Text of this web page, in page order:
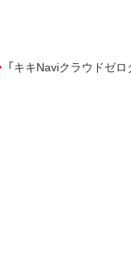
「キキNaviクラウドゼ